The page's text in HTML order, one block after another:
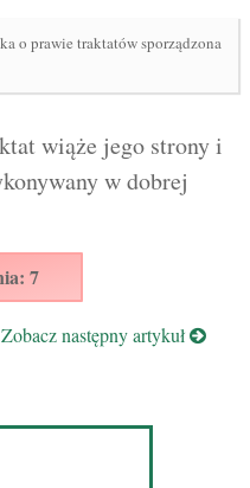
o prawie traktatów sporządzona
wiąże jego strony i
w dobrej
7
Zobacz następny artykuł